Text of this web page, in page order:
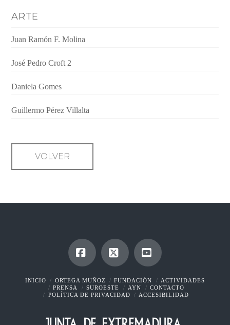
ARTE
Juan Ramón F. Molina
José Pedro Croft 2
Daniela Gomes
Guillermo Pérez Villalta
VOLVER
Facebook
X YouTube
INICIO ORTEGA MUÑOZ FUNDACIÓN
ACTIVIDADES
PRENSA
SUROESTE AYN
CONTACTO
POLÍTICA DE PRIVACIDAD
ACCESIBILIDAD